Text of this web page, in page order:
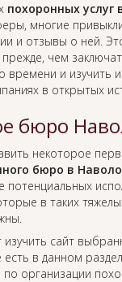
похоронных услуг
многие
и отзывы о ней.
прежде, чем
времени и
в открытых
бюро
некоторое
бюро в
потенциальных
в таких
изучить сайт
в данном
организации